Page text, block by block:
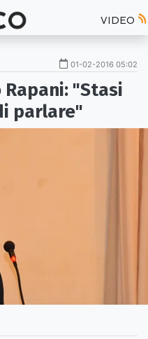
VIDEO
01-02-2016 05:02
Rapani: "Stasi
parlare"